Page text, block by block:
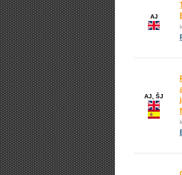
AJ
AJ, ŠJ